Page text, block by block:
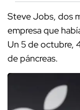
Steve Jobs, dos
empresa que
Un 5 de octubre,
de páncreas.